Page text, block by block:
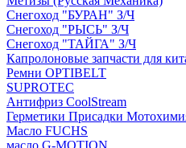
Снегоход "БУРАН" З/Ч
Снегоход "РЫСЬ" З/Ч
Снегоход "ТАЙГА" З/Ч
Капролоновые запчасти для
Ремни OPTIBELT
SUPROTEC
Антифриз CoolStream
Герметики Присадки
Масло FUCHS
масло G-MOTION